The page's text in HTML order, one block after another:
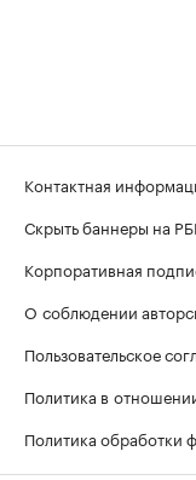
Контактная
Скрыть баннеры на
Корпоративная
О соблюдении
Пользовательское
Политика в
Политика обработки